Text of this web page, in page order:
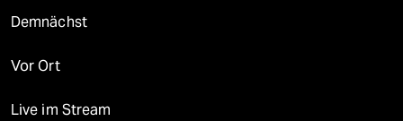
Demnächst
Vor Ort
Live im Stream